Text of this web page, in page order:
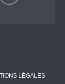
LÉGALES